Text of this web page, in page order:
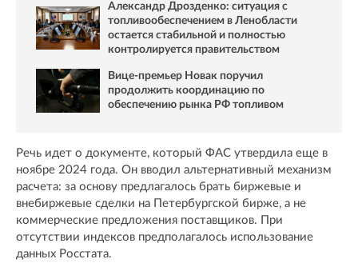
Александр Дрозденко: ситуация с
топливообеспечением в Ленобласти
остается стабильной и полностью
контролируется правительством
Вице-премьер Новак поручил
продолжить координацию по
обеспечению рынка РФ топливом
Речь идет о документе, который ФАС утвердила еще в
ноябре 2024 года. Он вводил альтернативный механизм
расчета: за основу предлагалось брать биржевые и
внебиржевые сделки на Петербургской бирже, а не
коммерческие предложения поставщиков. При
отсутствии индексов предполагалось использование
данных Росстата.